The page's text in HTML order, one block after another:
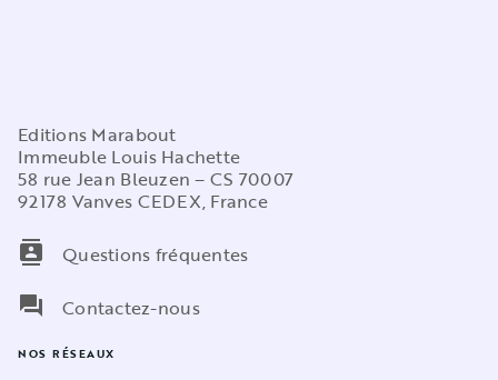
Editions Marabout
Immeuble Louis Hachette
58 rue Jean Bleuzen – CS 70007
92178 Vanves CEDEX, France
contacts
Questions fréquentes
question_answer
Contactez-nous
NOS RÉSEAUX